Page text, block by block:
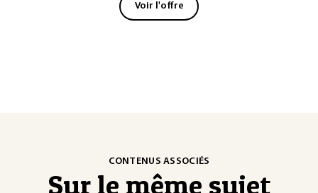
Voir l'offre
CONTENUS ASSOCIÉS
Sur le même sujet